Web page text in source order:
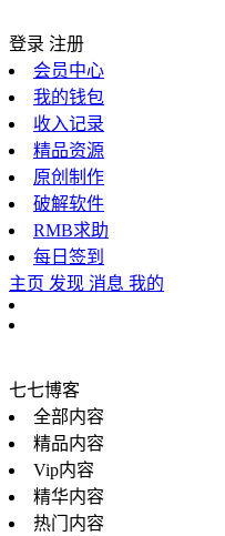
登录 注册
会员中心
我的钱包
收入记录
精品资源
原创制作
破解软件
RMB求助
每日签到
主页 发现 消息 我的
七七博客
全部内容
精品内容
Vip内容
精华内容
热门内容